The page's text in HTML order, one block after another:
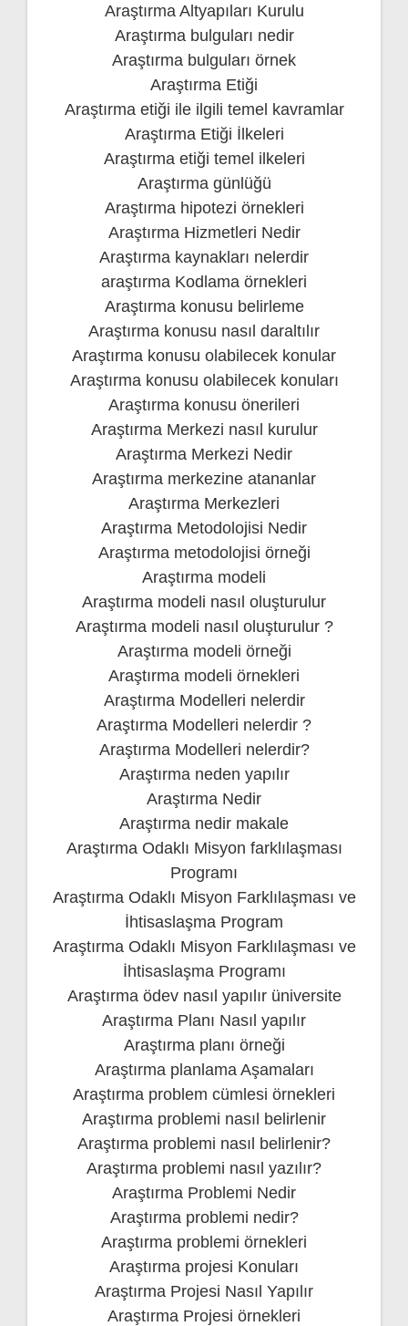
Araştırma Altyapıları Kurulu
Araştırma bulguları nedir
Araştırma bulguları örnek
Araştırma Etiği
Araştırma etiği ile ilgili temel kavramlar
Araştırma Etiği İlkeleri
Araştırma etiği temel ilkeleri
Araştırma günlüğü
Araştırma hipotezi örnekleri
Araştırma Hizmetleri Nedir
Araştırma kaynakları nelerdir
araştırma Kodlama örnekleri
Araştırma konusu belirleme
Araştırma konusu nasıl daraltılır
Araştırma konusu olabilecek konular
Araştırma konusu olabilecek konuları
Araştırma konusu önerileri
Araştırma Merkezi nasıl kurulur
Araştırma Merkezi Nedir
Araştırma merkezine atananlar
Araştırma Merkezleri
Araştırma Metodolojisi Nedir
Araştırma metodolojisi örneği
Araştırma modeli
Araştırma modeli nasıl oluşturulur
Araştırma modeli nasıl oluşturulur ?
Araştırma modeli örneği
Araştırma modeli örnekleri
Araştırma Modelleri nelerdir
Araştırma Modelleri nelerdir ?
Araştırma Modelleri nelerdir?
Araştırma neden yapılır
Araştırma Nedir
Araştırma nedir makale
Araştırma Odaklı Misyon farklılaşması
Programı
Araştırma Odaklı Misyon Farklılaşması ve
İhtisaslaşma Program
Araştırma Odaklı Misyon Farklılaşması ve
İhtisaslaşma Programı
Araştırma ödev nasıl yapılır üniversite
Araştırma Planı Nasıl yapılır
Araştırma planı örneği
Araştırma planlama Aşamaları
Araştırma problem cümlesi örnekleri
Araştırma problemi nasıl belirlenir
Araştırma problemi nasıl belirlenir?
Araştırma problemi nasıl yazılır?
Araştırma Problemi Nedir
Araştırma problemi nedir?
Araştırma problemi örnekleri
Araştırma projesi Konuları
Araştırma Projesi Nasıl Yapılır
Araştırma Projesi örnekleri